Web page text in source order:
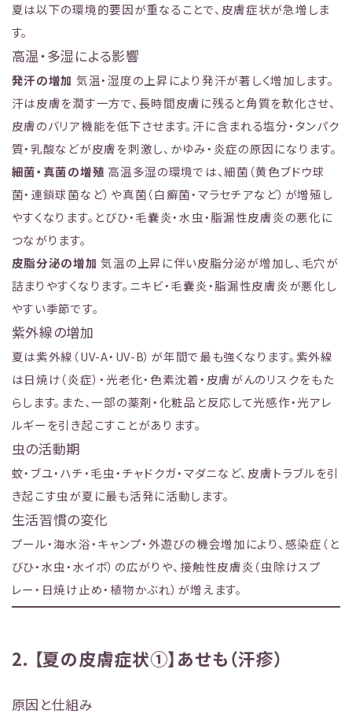
夏は以下の環境的要因が重なることで、皮膚症状が急増しま
す。
高温・多湿による影響
発汗の増加 気温・湿度の上昇により発汗が著しく増加します。
汗は皮膚を潤す一方で、長時間皮膚に残ると角質を軟化させ、
皮膚のバリア機能を低下させます。汗に含まれる塩分・タンパク
質・乳酸などが皮膚を刺激し、かゆみ・炎症の原因になります。
細菌・真菌の増殖 高温多湿の環境では、細菌（黄色ブドウ球
菌・連鎖球菌など）や真菌（白癬菌・マラセチアなど）が増殖し
やすくなります。とびひ・毛嚢炎・水虫・脂漏性皮膚炎の悪化に
つながります。
皮脂分泌の増加 気温の上昇に伴い皮脂分泌が増加し、毛穴が
詰まりやすくなります。ニキビ・毛嚢炎・脂漏性皮膚炎が悪化し
やすい季節です。
紫外線の増加
夏は紫外線（UV-A・UV-B）が年間で最も強くなります。紫外線
は日焼け（炎症）・光老化・色素沈着・皮膚がんのリスクをもた
らします。また、一部の薬剤・化粧品と反応して光感作・光アレ
ルギーを引き起こすことがあります。
虫の活動期
蚊・ブユ・ハチ・毛虫・チャドクガ・マダニなど、皮膚トラブルを引
き起こす虫が夏に最も活発に活動します。
生活習慣の変化
プール・海水浴・キャンプ・外遊びの機会増加により、感染症（と
びひ・水虫・水イボ）の広がりや、接触性皮膚炎（虫除けスプ
レー・日焼け止め・植物かぶれ）が増えます。
2. 【夏の皮膚症状①】あせも（汗疹）
原因と仕組み